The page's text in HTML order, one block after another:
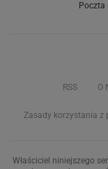
Poczta
RSS O
Zasady korzystania z
Właściciel niniejszego